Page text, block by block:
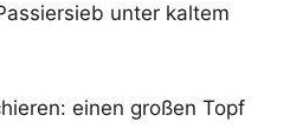
unter kaltem
einen großen Topf